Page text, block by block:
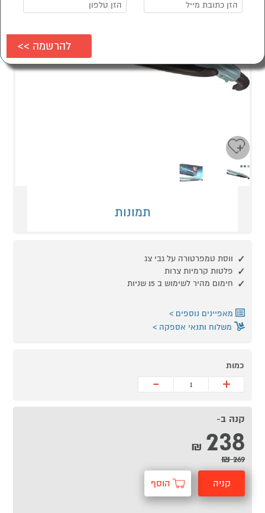
תמונות
ווסת טמפרטורה על גבי צג
פלטות קרמיות צרות
חימום מהיר לשימוש ב 15 שניות
מאפיינים נוספים
משלוח ותנאי אספקה
כמות
+
-
קנה ב-
238
₪
269 ₪
קניה הוסף